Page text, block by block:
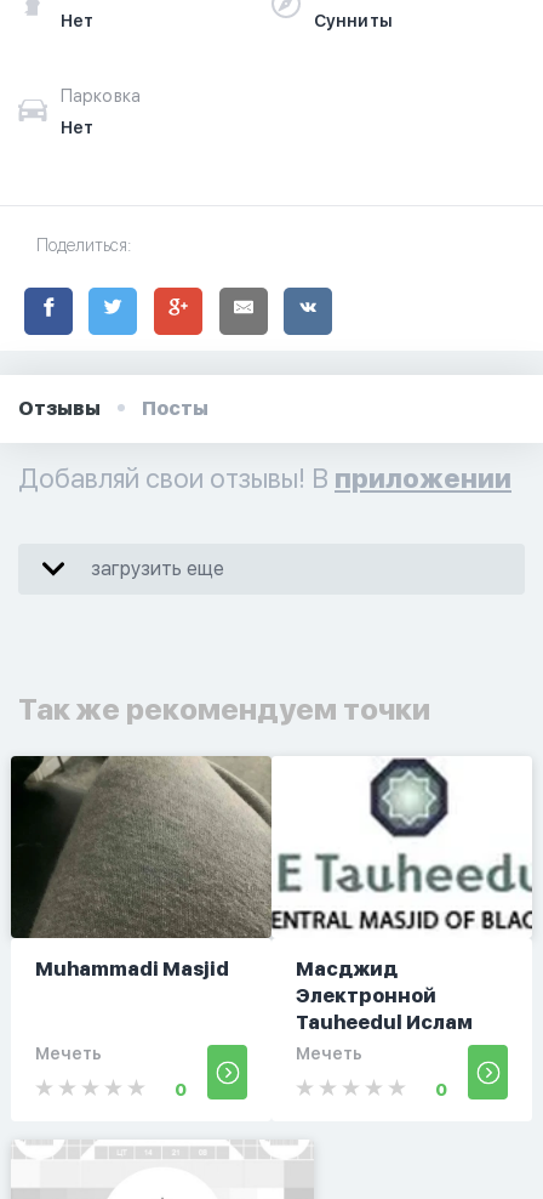
Нет
Сунниты
Парковка
Нет
Поделиться:
Отзывы Посты
Добавляй свои отзывы! В приложении
загрузить еще
Так же рекомендуем точки
Muhammadi Masjid
Мечеть
0
Масджид
Электронной
Tauheedul Ислам
Мечеть
0